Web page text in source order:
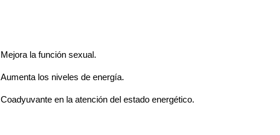
Mejora la función sexual.
Aumenta los niveles de energía.
Coadyuvante en la atención del estado energético.